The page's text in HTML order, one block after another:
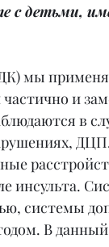
с детьми,
мы
и
в
инсульта.
системы
В